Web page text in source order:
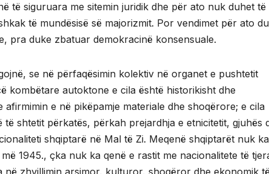
të siguruara me sitemin juridik dhe për ato nuk duhet të
të mundësisë së majorizmit. Por vendimet për ato
pra duke zbatuar demokracinë konsensuale.
se në përfaqësimin kolektiv në organet e pushtetit
kombëtare autoktone e cila është historikisht dhe
e në pikëpamje materiale dhe shoqërore; e cila
shtetit përkatës, përkah prejardhja e etnicitetit, gjuhës
shqiptarë në Mal të Zi. Meqenë shqiptarët nuk
1945., çka nuk ka qenë e rastit me nacionalitete të